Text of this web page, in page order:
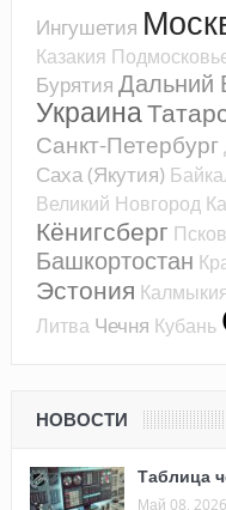
Ингушетия
Казакия
Бурятия Дальний
Украина
Санкт-Петербург
Саха (Якутия)
Великий Новгород
Кёнигсберг Псков
Башкортостан
Эстония
Литва Чечня Кубань
НОВОСТИ
Таблица
Май 08, 2026